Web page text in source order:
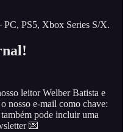
PC, PS5, Xbox Series S/X.
leitor Welber Batista e
nosso e-mail como chave:
pode incluir uma
💌